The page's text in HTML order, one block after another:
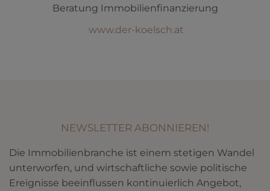
Beratung Immobilienfinanzierung
www.der-koelsch.at
NEWSLETTER ABONNIEREN!
Die Immobilienbranche ist einem stetigen Wandel
unterworfen, und wirtschaftliche sowie politische
Ereignisse beeinflussen kontinuierlich Angebot,